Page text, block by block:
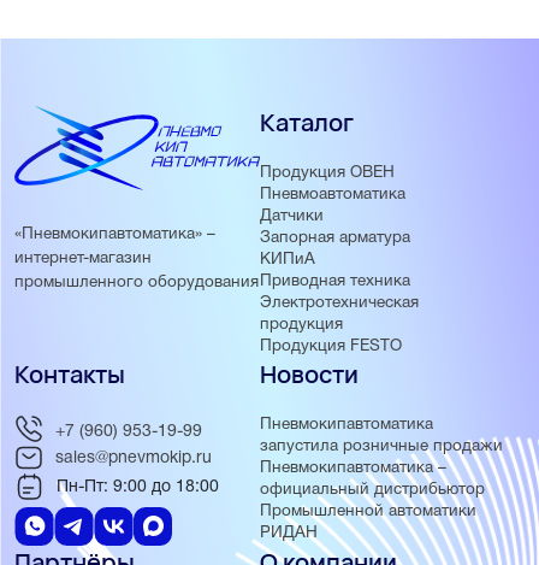
«Пневмокипавтоматика» –
интернет-магазин
промышленного оборудования
Каталог
Продукция ОВЕН
Пневмоавтоматика
Датчики
Запорная арматура
КИПиА
Приводная техника
Электротехническая
продукция
Продукция FESTO
Новости
Пневмокипавтоматика
запустила розничные продажи
Пневмокипавтоматика –
официальный дистрибьютор
Промышленной автоматики
РИДАН
Контакты
+7 (960) 953-19-99
sales@pnevmokip.ru
Пн-Пт: 9:00 до 18:00